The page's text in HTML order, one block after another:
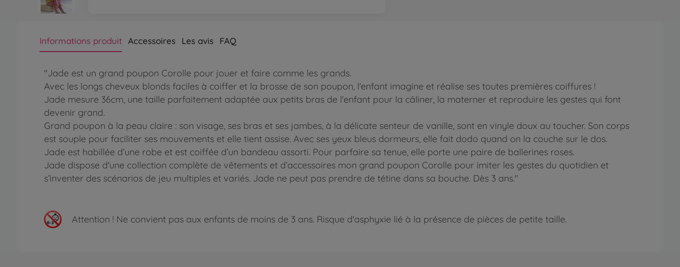
Informations produit Accessoires Les avis FAQ
"Jade est un grand poupon Corolle pour jouer et faire comme les grands.
Avec les longs cheveux blonds faciles à coiffer et la brosse de son poupon, l'enfant imagine et réalise ses toutes premières coiffures !
Jade mesure 36cm, une taille parfaitement adaptée aux petits bras de l'enfant pour la câliner, la materner et reproduire les gestes qui font
devenir grand.
Grand poupon à la peau claire : son visage, ses bras et ses jambes, à la délicate senteur de vanille, sont en vinyle doux au toucher. Son corps
est souple pour faciliter ses mouvements et elle tient assise. Avec ses yeux bleus dormeurs, elle fait dodo quand on la couche sur le dos.
Jade est habillée d’une robe et est coiffée d’un bandeau assorti. Pour parfaire sa tenue, elle porte une paire de ballerines roses.
Jade dispose d'une collection complète de vêtements et d’accessoires mon grand poupon Corolle pour imiter les gestes du quotidien et
s’inventer des scénarios de jeu multiples et variés. Jade ne peut pas prendre de tétine dans sa bouche. Dès 3 ans."
Attention ! Ne convient pas aux enfants de moins de 3 ans. Risque d'asphyxie lié à la présence de pièces de petite taille.